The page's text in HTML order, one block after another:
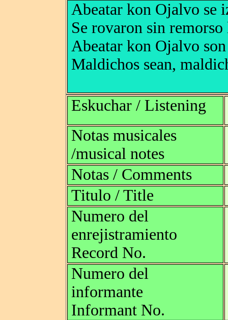
Abeatar kon Ojalvo se
Se rovaron sin
Abeatar kon Ojalvo
Maldichos sean,
Eskuchar / Listening
Notas musicales
/musical notes
Notas / Comments
Titulo / Title
Numero del
enrejistramiento
Record No.
Numero del
informante
Informant No.